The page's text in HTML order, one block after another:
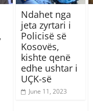
Ndahet nga
jeta zyrtari i
Policisë së
Kosovës,
kishte qenë
edhe ushtar i
UÇK-së
June 11, 2023